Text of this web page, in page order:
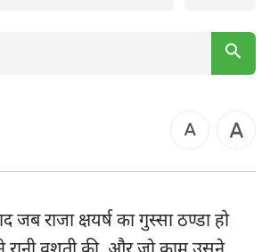
अय्यूब
जब राजा क्षयर्ष का गुस्सा ठण्डा हो